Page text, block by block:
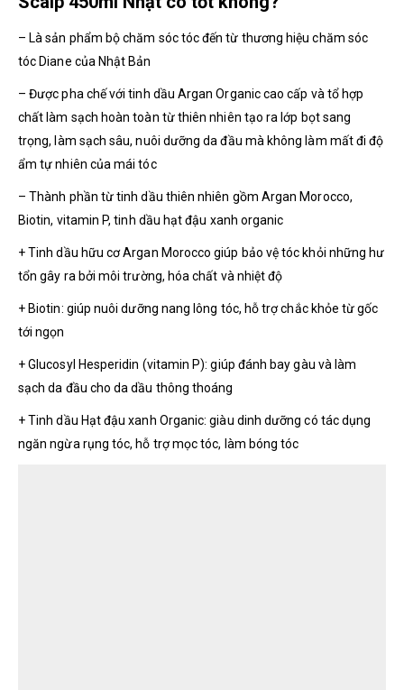
– Là sản phẩm bộ chăm sóc tóc đến từ thương hiệu chăm sóc
tóc Diane của Nhật Bản
– Được pha chế với tinh dầu Argan Organic cao cấp và tổ hợp
chất làm sạch hoàn toàn từ thiên nhiên tạo ra lớp bọt sang
trọng, làm sạch sâu, nuôi dưỡng da đầu mà không làm mất đi độ
ẩm tự nhiên của mái tóc
– Thành phần từ tinh dầu thiên nhiên gồm Argan Morocco,
Biotin, vitamin P, tinh dầu hạt đậu xanh organic
+ Tinh dầu hữu cơ Argan Morocco giúp bảo vệ tóc khỏi những hư
tổn gây ra bởi môi trường, hóa chất và nhiệt độ
+ Biotin: giúp nuôi dưỡng nang lông tóc, hỗ trợ chắc khỏe từ gốc
tới ngọn
+ Glucosyl Hesperidin (vitamin P): giúp đánh bay gàu và làm
sạch da đầu cho da dầu thông thoáng
+ Tinh dầu Hạt đậu xanh Organic: giàu dinh dưỡng có tác dụng
ngăn ngừa rụng tóc, hỗ trợ mọc tóc, làm bóng tóc